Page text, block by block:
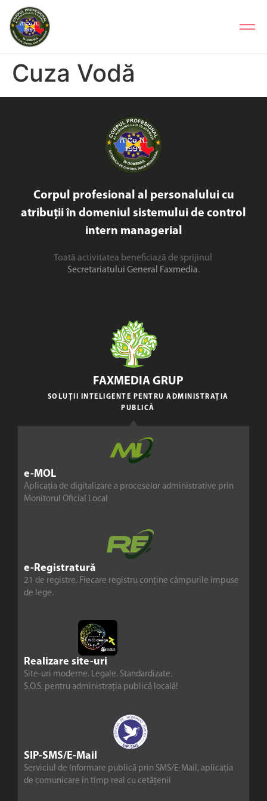
Cuza Vodă
Corpul profesional al personalului cu
atribuții în domeniul sistemului de control
intern managerial
Toată activitatea beneficiază de sprijinul
Secretariatului General Faxmedia.
e-MOL
Aplicația de digitalizare a proceselor administrative prin
Monitorul Oficial Local
e-Registratură
21 de registre. Fiecare registru conține câmpurile impuse
de lege.
Realizare site-uri
Site-uri moderne. Legale. Standardizate.
S.O.S. pentru administrația publică locală!
SIP-SMS/E-Mail
Serviciul de Informare publică prin SMS/E-Mail, aplicația
de comunicare în timp real cu cetățenii
FAXMEDIA GRUP
SOLUȚII INTELIGENTE PENTRU ADMINISTRAȚIA
PUBLICĂ